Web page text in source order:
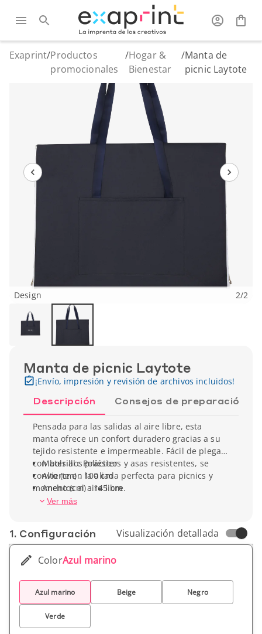
Exaprint/Productos
promocionales
/Hogar &
Bienestar
/Manta de
picnic Laytote
Design 2/2
Manta de picnic Laytote
¡Envío, impresión y revisión de archivos incluidos!
Descripción Consejos de preparación
Pensada para las salidas al aire libre, esta
manta ofrece un confort duradero gracias a su
tejido resistente e impermeable. Fácil de plegar,
con bolsillos prácticos y asas resistentes, se
convierte en la aliada perfecta para picnics y
momentos al aire libre.
Material : Poliéster
Alto (cm) : 100 cm
Ancho (cm) : 145 cm
Peso unitario : 615 g
Ver más
1. Conf­iguración Visualización detallada
ColorAzul marino
Azul marino Beige Negro
Verde